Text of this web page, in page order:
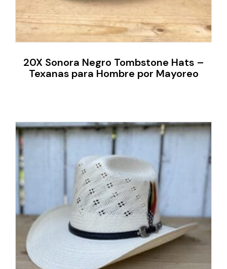
20X Sonora Negro Tombstone Hats –
Texanas para Hombre por Mayoreo